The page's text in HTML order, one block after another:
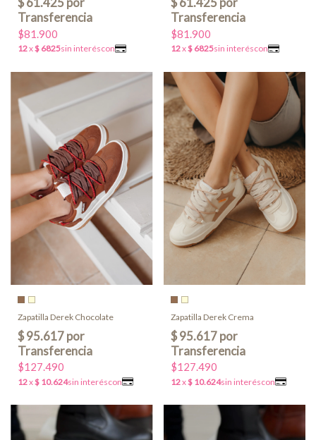
$81.900 $81.900
Zapatilla Derek Chocolate
$127.490
Zapatilla Derek Crema
$127.490